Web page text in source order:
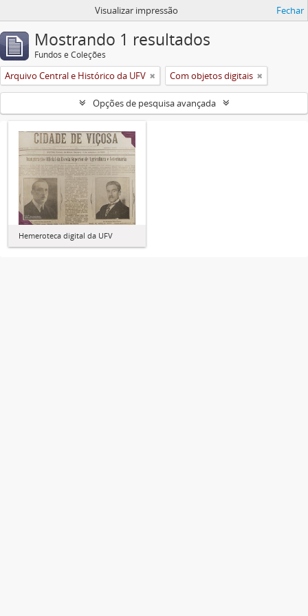
Visualizar impressão Fechar
Mostrando 1 resultados
Fundos e Coleções
Arquivo Central e Histórico da UFV Com objetos digitais
Opções de pesquisa avançada
Hemeroteca digital da UFV